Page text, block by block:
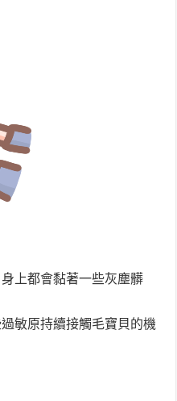
上都會黏著一些灰塵髒
敏原持續接觸毛寶貝的機